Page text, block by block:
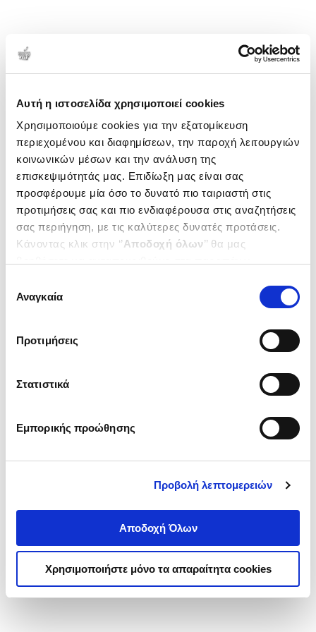
Αυτή η ιστοσελίδα χρησιμοποιεί cookies
Χρησιμοποιούμε cookies για την εξατομίκευση
περιεχομένου και διαφημίσεων, την παροχή λειτουργιών
κοινωνικών μέσων και την ανάλυση της
επισκεψιμότητάς μας. Επιδίωξη μας είναι σας
προσφέρουμε μία όσο το δυνατό πιο ταιριαστή στις
προτιμήσεις σας και πιο ενδιαφέρουσα στις αναζητήσεις
σας περιήγηση, με τις καλύτερες δυνατές προτάσεις.
Κάνοντας κλικ στην ‘’Αποδοχή όλων’’ θα μας
ενδιαφέρουν και να επιλέξετε από τα παρακάτω με την
΄΄και να ενημερωθείτε σχετικά με
συγκατάθεσης
Αναγκαία
Προτιμήσεις
Στατιστικά
Εμπορικής προώθησης
Προβολή λεπτομερειών
Αποδοχή Όλων
Χρησιμοποιήστε μόνο τα απαραίτητα cookies